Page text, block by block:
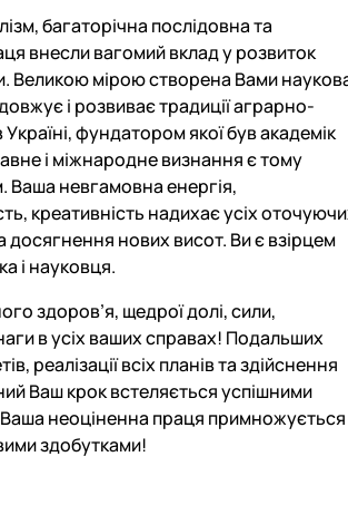
багаторічна послідовна та
внесли вагомий вклад у розвиток
Великою мірою створена Вами
і розвиває традиції аграрно-
фундатором якої був академік
і міжнародне визнання є тому
Ваша невгамовна енергія,
креативність надихає усіх
досягнення нових висот. Ви є взірцем
і науковця.
здоров’я, щедрої долі, сили,
в усіх ваших справах! Подальших
реалізації всіх планів та здійснення
Ваш крок встеляється успішними
неоціненна праця примножується
здобутками!